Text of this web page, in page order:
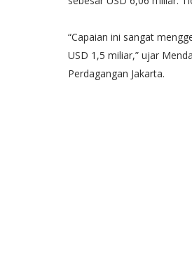
“Capaian ini sangat
USD 1,5 miliar,” ujar
Perdagangan Jakarta.